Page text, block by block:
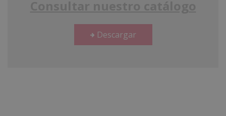
Descargar